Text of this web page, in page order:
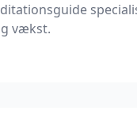
vækst.